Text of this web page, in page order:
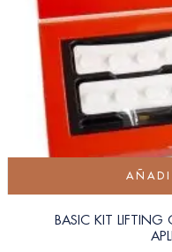
BASIC KIT LIFTING